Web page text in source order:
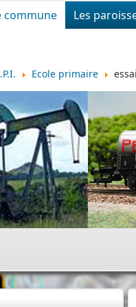
commune Les
Ecole primaire
|